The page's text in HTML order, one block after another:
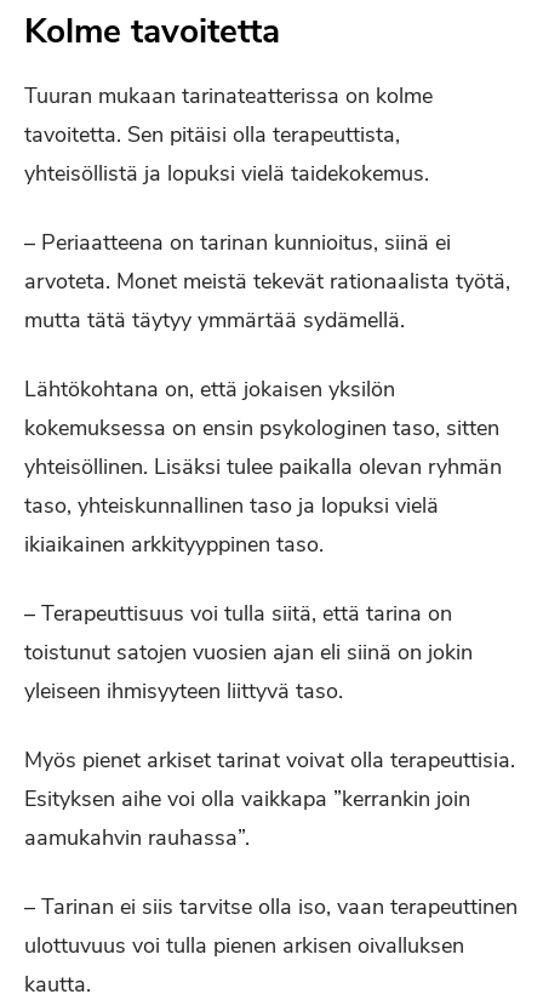
Kolme tavoitetta
Tuuran mukaan tarinateatterissa on kolme
tavoitetta. Sen pitäisi olla terapeuttista,
yhteisöllistä ja lopuksi vielä taidekokemus.
– Periaatteena on tarinan kunnioitus, siinä ei
arvoteta. Monet meistä tekevät rationaalista työtä,
mutta tätä täytyy ymmärtää sydämellä.
Lähtökohtana on, että jokaisen yksilön
kokemuksessa on ensin psykologinen taso, sitten
yhteisöllinen. Lisäksi tulee paikalla olevan ryhmän
taso, yhteiskunnallinen taso ja lopuksi vielä
ikiaikainen arkkityyppinen taso.
– Terapeuttisuus voi tulla siitä, että tarina on
toistunut satojen vuosien ajan eli siinä on jokin
yleiseen ihmisyyteen liittyvä taso.
Myös pienet arkiset tarinat voivat olla terapeuttisia.
Esityksen aihe voi olla vaikkapa ”kerrankin join
aamukahvin rauhassa”.
– Tarinan ei siis tarvitse olla iso, vaan terapeuttinen
ulottuvuus voi tulla pienen arkisen oivalluksen
kautta.